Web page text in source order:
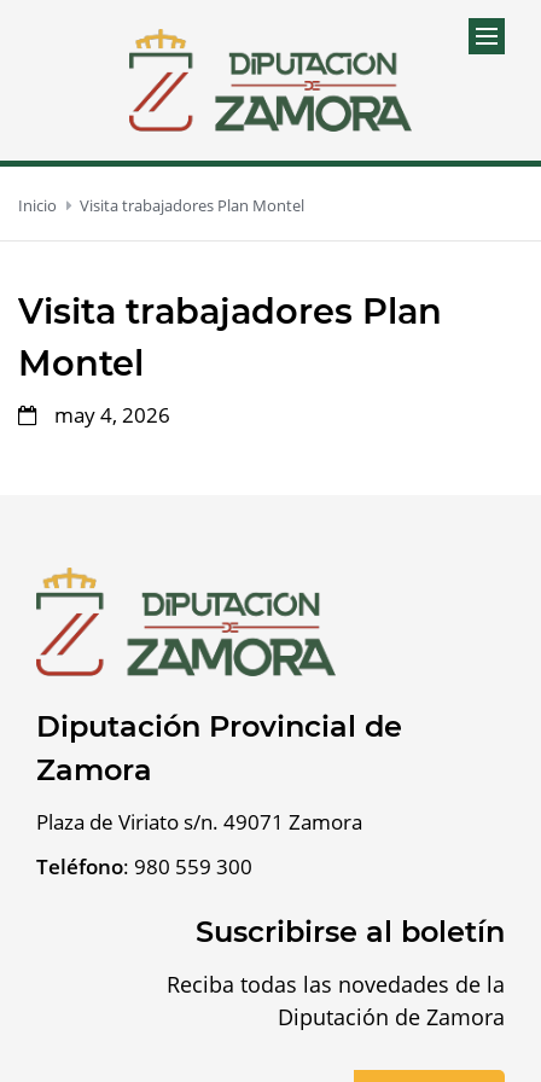
Inicio Visita trabajadores Plan Montel
Visita trabajadores Plan
Montel
may 4, 2026
Diputación Provincial de
Zamora
Plaza de Viriato s/n. 49071 Zamora
Teléfono: 980 559 300
Suscribirse al boletín
Reciba todas las novedades de la
Diputación de Zamora